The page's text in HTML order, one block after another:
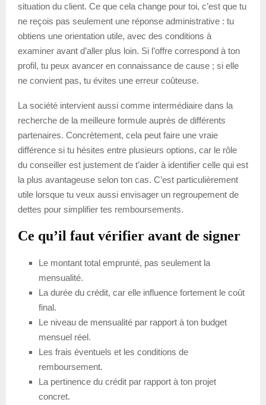
situation du client. Ce que cela change pour toi, c’est que tu
ne reçois pas seulement une réponse administrative : tu
obtiens une orientation utile, avec des conditions à
examiner avant d’aller plus loin. Si l’offre correspond à ton
profil, tu peux avancer en connaissance de cause ; si elle
ne convient pas, tu évites une erreur coûteuse.
La société intervient aussi comme intermédiaire dans la
recherche de la meilleure formule auprès de différents
partenaires. Concrètement, cela peut faire une vraie
différence si tu hésites entre plusieurs options, car le rôle
du conseiller est justement de t’aider à identifier celle qui est
la plus avantageuse selon ton cas. C’est particulièrement
utile lorsque tu veux aussi envisager un regroupement de
dettes pour simplifier tes remboursements.
Ce qu’il faut vérifier avant de signer
Le montant total emprunté, pas seulement la
mensualité.
La durée du crédit, car elle influence fortement le coût
final.
Le niveau de mensualité par rapport à ton budget
mensuel réel.
Les frais éventuels et les conditions de
remboursement.
La pertinence du crédit par rapport à ton projet
concret.